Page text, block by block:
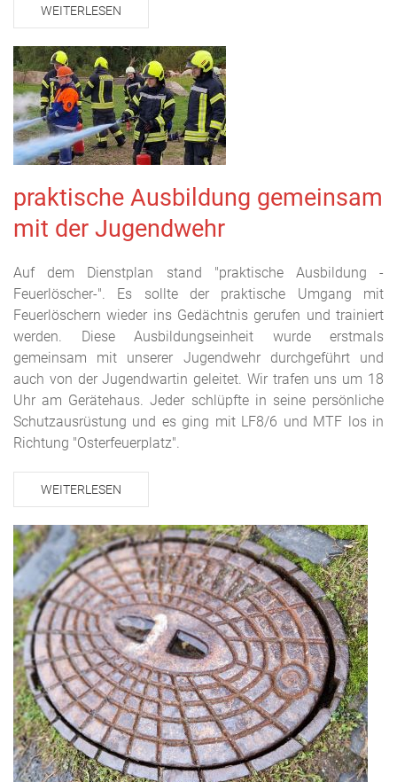
WEITERLESEN
praktische Ausbildung gemeinsam
mit der Jugendwehr
Auf dem Dienstplan stand "praktische Ausbildung -
Feuerlöscher-". Es sollte der praktische Umgang mit
Feuerlöschern wieder ins Gedächtnis gerufen und trainiert
werden. Diese Ausbildungseinheit wurde erstmals
gemeinsam mit unserer Jugendwehr durchgeführt und
auch von der Jugendwartin geleitet. Wir trafen uns um 18
Uhr am Gerätehaus. Jeder schlüpfte in seine persönliche
Schutzausrüstung und es ging mit LF8/6 und MTF los in
Richtung "Osterfeuerplatz".
WEITERLESEN